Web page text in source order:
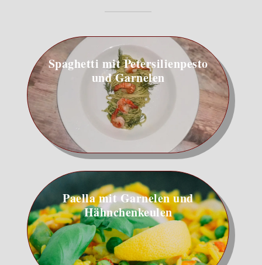
Spaghetti mit Petersilien­pesto
und Garnelen
Paella mit Garnelen und
Hähnchen­keulen